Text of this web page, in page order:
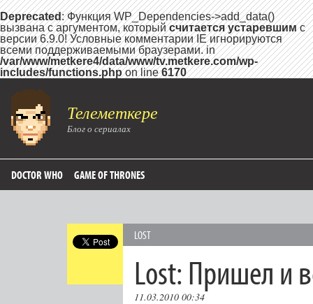
Deprecated: Функция WP_Dependencies->add_data()
вызвана с аргументом, которыйсчитается устаревшимс
версии 6.9.0! Условные комментарии IE игнорируются
всеми поддерживаемыми браузерами. in
/var/www/metkere4/data/www/tv.metkere.com/wp-
includes/functions.phpon line6170
Телеметкере
Блог о сериалах
DOCTOR WHO GAME OF THRONES
LOST
Lost: Пришел и
11.03.2010 00:34